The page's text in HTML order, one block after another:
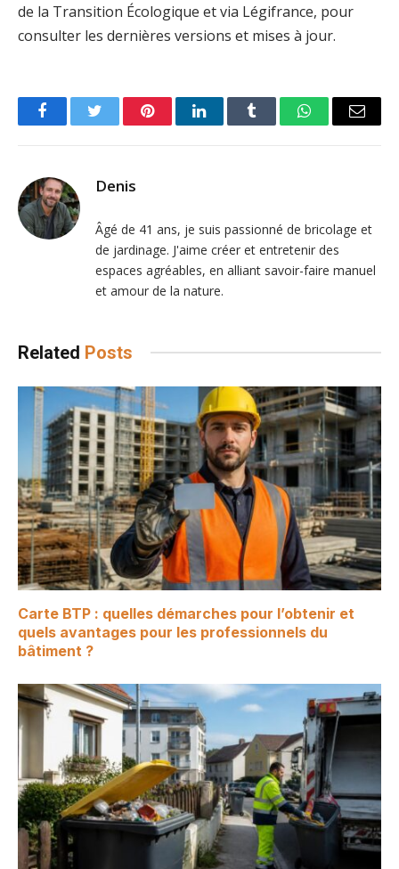
de la Transition Écologique et via Légifrance, pour
consulter les dernières versions et mises à jour.
FacebookTwitter PinterestLinkedInTumblr WhatsAppEmail
Denis
Âgé de 41 ans, je suis passionné de bricolage et
de jardinage. J'aime créer et entretenir des
espaces agréables, en alliant savoir-faire manuel
et amour de la nature.
Related Posts
Carte BTP : quelles démarches pour l’obtenir et
quels avantages pour les professionnels du
bâtiment ?